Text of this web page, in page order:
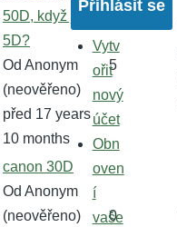
téma
50D, když je tu
5D?
Od Anonym
(neověřeno)
před 17 years
10 months
5
Normální
téma
canon 30D
Od Anonym
(neověřeno)
0
Vytv
ořit
nový
účet
Obn
oven
í
vaše